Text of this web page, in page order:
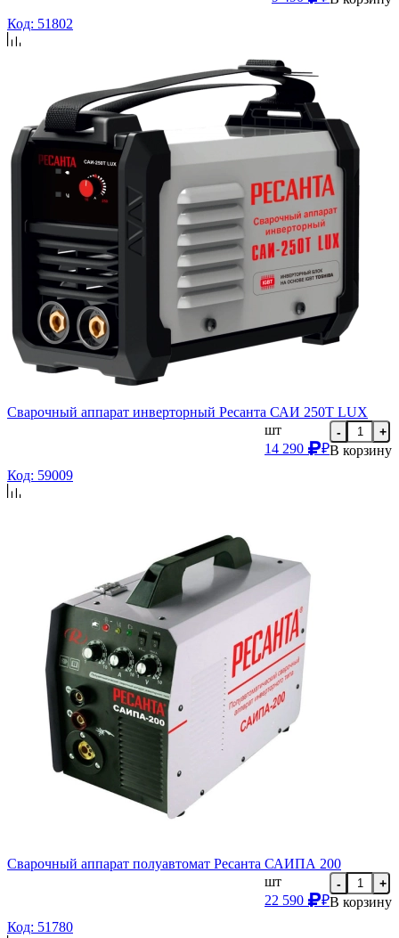
Код: 51802
Сварочный аппарат инверторный Ресанта САИ 250Т LUX
шт
14 290
₽
- +
В корзину
Код: 59009
Сварочный аппарат полуавтомат Ресанта САИПА 200
шт
22 590
₽
- +
В корзину
Код: 51780